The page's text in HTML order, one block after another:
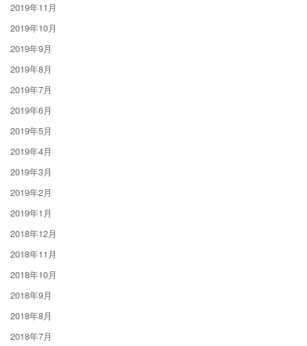
2019年11月
2019年10月
2019年9月
2019年8月
2019年7月
2019年6月
2019年5月
2019年4月
2019年3月
2019年2月
2019年1月
2018年12月
2018年11月
2018年10月
2018年9月
2018年8月
2018年7月